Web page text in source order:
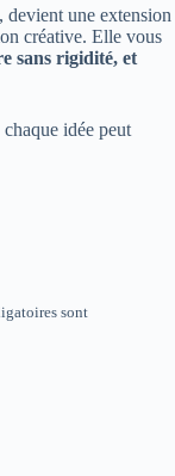
une extension
créative. Elle vous
sans rigidité, et
idée peut
sont